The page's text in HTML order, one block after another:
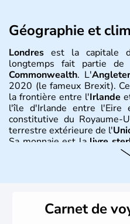
Géographie et
Londres est la capitale
longtemps fait partie de
Commonwealth. L'
2020 (le fameux Brexit).
la frontière entre l'Irlande
l'île d'Irlande entre l'Eire
constitutive du
terrestre extérieure de l'
Sa monnaie est lalivre
instable avec de
Histoire et
Carnet de